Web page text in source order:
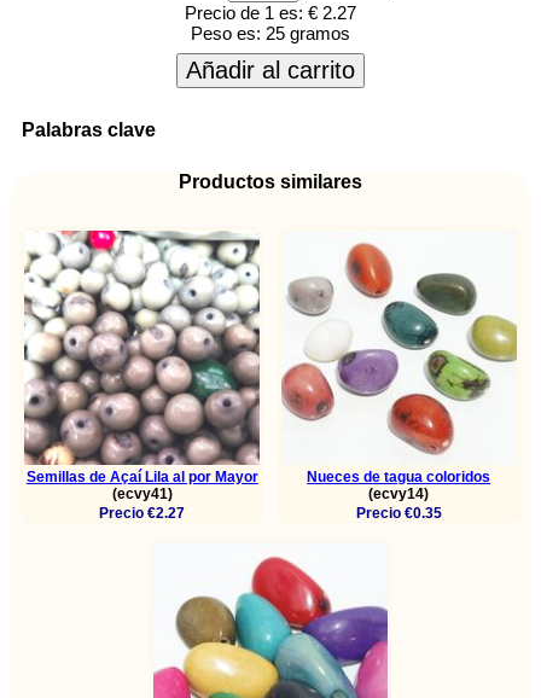
Precio de 1 es: € 2.27
Peso es: 25 gramos
Añadir al carrito
Palabras clave
Productos similares
Semillas de Açaí Lila al por Mayor
(ecvy41)
Precio €2.27
Nueces de tagua coloridos
(ecvy14)
Precio €0.35